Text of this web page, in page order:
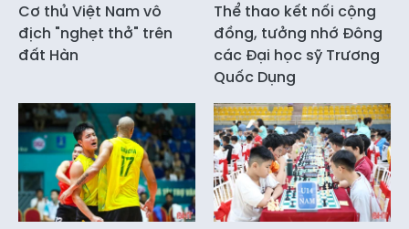
Cơ thủ Việt Nam vô
địch "nghẹt thở" trên
đất Hàn
Thể thao kết nối cộng
đồng, tưởng nhớ Đông
các Đại học sỹ Trương
Quốc Dụng